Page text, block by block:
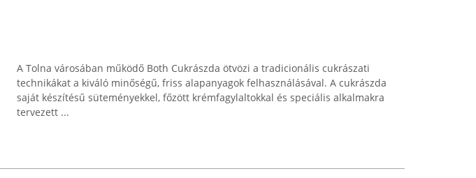
A Tolna városában működő Both Cukrászda ötvözi a tradicionális cukrászati
technikákat a kiváló minőségű, friss alapanyagok felhasználásával. A cukrászda
saját készítésű süteményekkel, főzött krémfagylaltokkal és speciális alkalmakra
tervezett ...